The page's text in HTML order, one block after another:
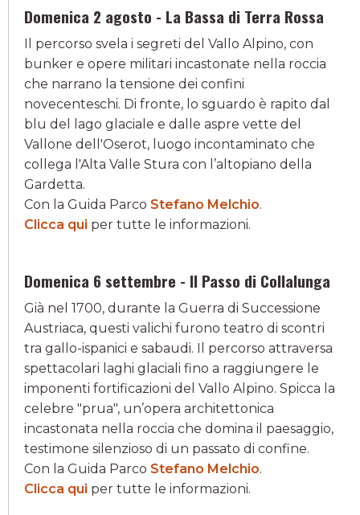
Domenica 2 agosto - La Bassa di Terra Rossa
Il percorso svela i segreti del Vallo Alpino, con
bunker e opere militari incastonate nella roccia
che narrano la tensione dei confini
novecenteschi. Di fronte, lo sguardo è rapito dal
blu del lago glaciale e dalle aspre vette del
Vallone dell'Oserot, luogo incontaminato che
collega l'Alta Valle Stura con l’altopiano della
Gardetta.
Con la Guida Parco Stefano Melchio.
Clicca qui per tutte le informazioni.
Domenica 6 settembre - Il Passo di Collalunga
Già nel 1700, durante la Guerra di Successione
Austriaca, questi valichi furono teatro di scontri
tra gallo-ispanici e sabaudi. Il percorso attraversa
spettacolari laghi glaciali fino a raggiungere le
imponenti fortificazioni del Vallo Alpino. Spicca la
celebre "prua", un’opera architettonica
incastonata nella roccia che domina il paesaggio,
testimone silenzioso di un passato di confine.
Con la Guida Parco Stefano Melchio.
Clicca qui per tutte le informazioni.